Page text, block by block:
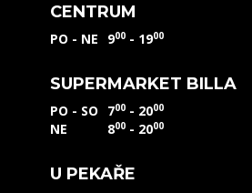
CENTRUM
PO - NE 900 - 1900
SUPERMARKET BILLA
PO - SO 700 - 2000
NE 800 - 2000
U PEKAŘE